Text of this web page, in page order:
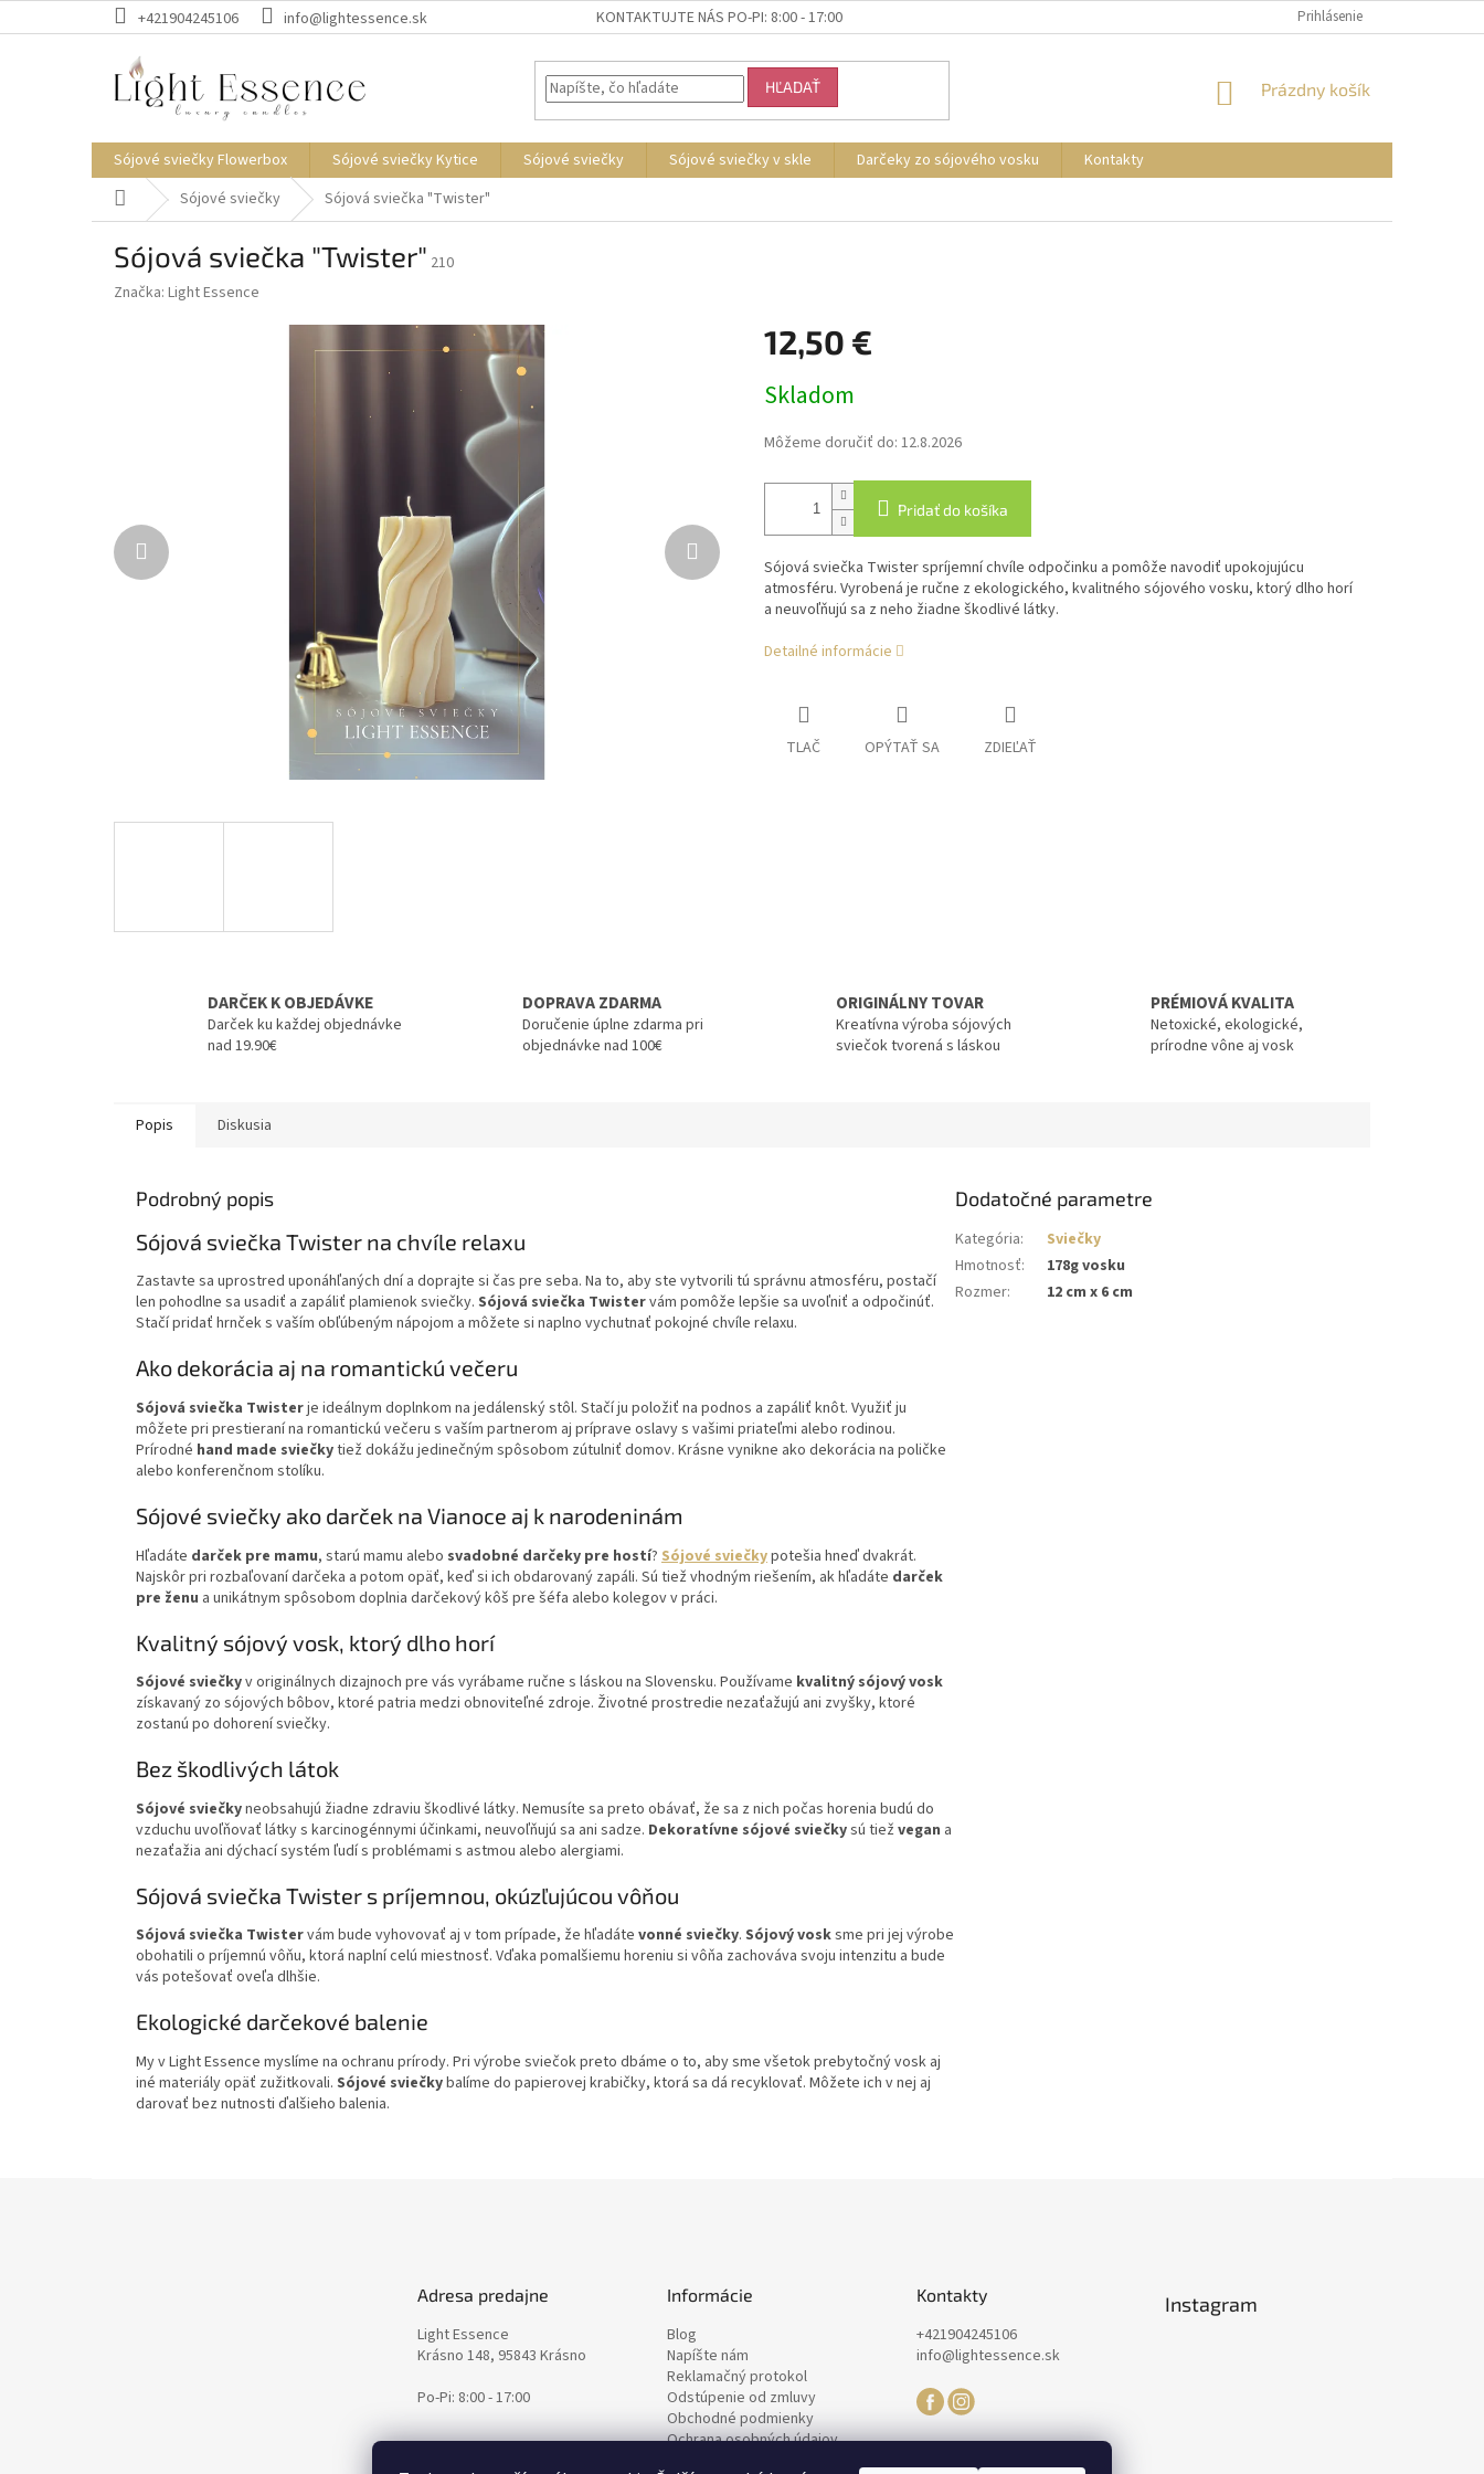
na
+421904245106 info@lightessence.sk KONTAKTUJTE NÁS PO-PI: 8:00 - 17:00 Prihlásenie
HĽADAŤ
NÁKUPNÝ
Prázdny košík
Sójové sviečky Flowerbox Sójové sviečky Kytice Sójové sviečky Sójové sviečky v skle Darčeky zo sójového vosku
Kontakty
DomovSójové sviečky Sójová sviečka "Twister"
Sójová sviečka "Twister" 210
Značka: Light Essence
12,50 €
cena:
Skladom
Môžeme doručiť do: 12.8.2026
Pridať do košíka
Sójová sviečka Twister spríjemní chvíle odpočinku a pomôže navodiť upokojujúcu
atmosféru. Vyrobená je ručne z ekologického, kvalitného sójového vosku, ktorý dlho horí
a neuvoľňujú sa z neho žiadne škodlivé látky.
Detailné informácie
TLAČ OPÝTAŤ SA ZDIEĽAŤ
DARČEK K OBJEDÁVKE
Darček ku každej objednávke
nad 19.90€
DOPRAVA ZDARMA
Doručenie úplne zdarma pri
objednávke nad 100€
ORIGINÁLNY TOVAR
Kreatívna výroba sójových
sviečok tvorená s láskou
PRÉMIOVÁ KVALITA
Netoxické, ekologické,
prírodne vône aj vosk
Popis Diskusia
Podrobný popis
Sójová sviečka Twister na chvíle relaxu
Zastavte sa uprostred uponáhľaných dní a doprajte si čas pre seba. Na to, aby ste vytvorili tú správnu atmosféru, postačí
len pohodlne sa usadiť a zapáliť plamienok sviečky. Sójová sviečka Twistervám pomôže lepšie sa uvoľniť a odpočinúť.
Stačí pridať hrnček s vaším obľúbeným nápojom a môžete si naplno vychutnať pokojné chvíle relaxu.
Ako dekorácia aj na romantickú večeru
Sójová sviečka Twisterje ideálnym doplnkom na jedálenský stôl. Stačí ju položiť na podnos a zapáliť knôt. Využiť ju
môžete pri prestieraní na romantickú večeru s vaším partnerom aj príprave oslavy s vašimi priateľmi alebo rodinou.
Prírodné hand made sviečkytiež dokážu jedinečným spôsobom zútulniť domov. Krásne vynikne ako dekorácia na poličke
alebo konferenčnom stolíku.
Sójové sviečky ako darček na Vianoce aj k narodeninám
Hľadáte darček pre mamu, starú mamu alebo svadobné darčeky pre hostí? Sójové sviečkypotešia hneď dvakrát.
Najskôr pri rozbaľovaní darčeka a potom opäť, keď si ich obdarovaný zapáli. Sú tiež vhodným riešením, ak hľadáte darček
pre ženu a unikátnym spôsobom doplnia darčekový kôš pre šéfa alebo kolegov v práci.
Kvalitný sójový vosk, ktorý dlho horí
Sójové sviečkyv originálnych dizajnoch pre vás vyrábame ručne s láskou na Slovensku. Používame kvalitný sójový vosk
získavaný zo sójových bôbov, ktoré patria medzi obnoviteľné zdroje. Životné prostredie nezaťažujú ani zvyšky, ktoré
zostanú po dohorení sviečky.
Bez škodlivých látok
Sójové sviečkyneobsahujú žiadne zdraviu škodlivé látky. Nemusíte sa preto obávať, že sa z nich počas horenia budú do
vzduchu uvoľňovať látky s karcinogénnymi účinkami, neuvoľňujú sa ani sadze. Dekoratívne sójové sviečkysú tiež vegan a
nezaťažia ani dýchací systém ľudí s problémami s astmou alebo alergiami.
Sójová sviečka Twister s príjemnou, okúzľujúcou vôňou
Sójová sviečka Twistervám bude vyhovovať aj v tom prípade, že hľadáte vonné sviečky. Sójový vosksme pri jej výrobe
obohatili o príjemnú vôňu, ktorá naplní celú miestnosť. Vďaka pomalšiemu horeniu si vôňa zachováva svoju intenzitu a bude
vás potešovať oveľa dlhšie.
Ekologické darčekové balenie
My v Light Essence myslíme na ochranu prírody. Pri výrobe sviečok preto dbáme o to, aby sme všetok prebytočný vosk aj
iné materiály opäť zužitkovali. Sójové sviečkybalíme do papierovej krabičky, ktorá sa dá recyklovať. Môžete ich v nej aj
darovať bez nutnosti ďalšieho balenia.
Dodatočné parametre
Kategória:
Sviečky
Hmotnosť:
178g vosku
Rozmer: 12 cm x 6 cm
Adresa predajne
Light Essence
Krásno 148, 95843 Krásno
Po-Pi: 8:00 - 17:00
Informácie
Blog
Napíšte nám
Reklamačný protokol
Odstúpenie od zmluvy
Obchodné podmienky
Ochrana osobných údajov
Kontakty
+421904245106
info@lightessence.sk
Instagram